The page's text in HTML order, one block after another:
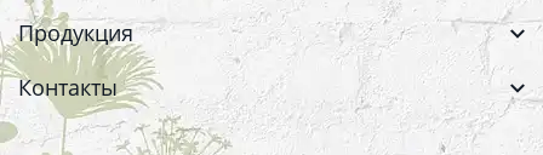
Продукция
Контакты